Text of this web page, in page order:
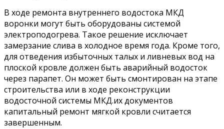
В ходе ремонта внутреннего водостока МКД
воронки могут быть оборудованы системой
электроподогрева. Такое решение исключает
замерзание слива в холодное время года. Кроме того,
для отведения избыточных талых и ливневых вод на
плоской кровле должен быть аварийный водосток
через парапет. Он может быть смонтирован на этапе
строительства или в ходе реконструкции
водосточной системы МКД.их документов
капитальный ремонт мягкой кровли считается
завершенным.